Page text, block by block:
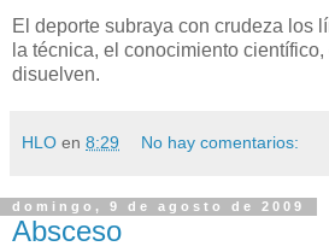
El deporte subraya con crudeza los
la técnica, el conocimiento
disuelven.
HLO en 8:29 No hay comentarios:
domingo, 9 de agosto de 2009
Absceso